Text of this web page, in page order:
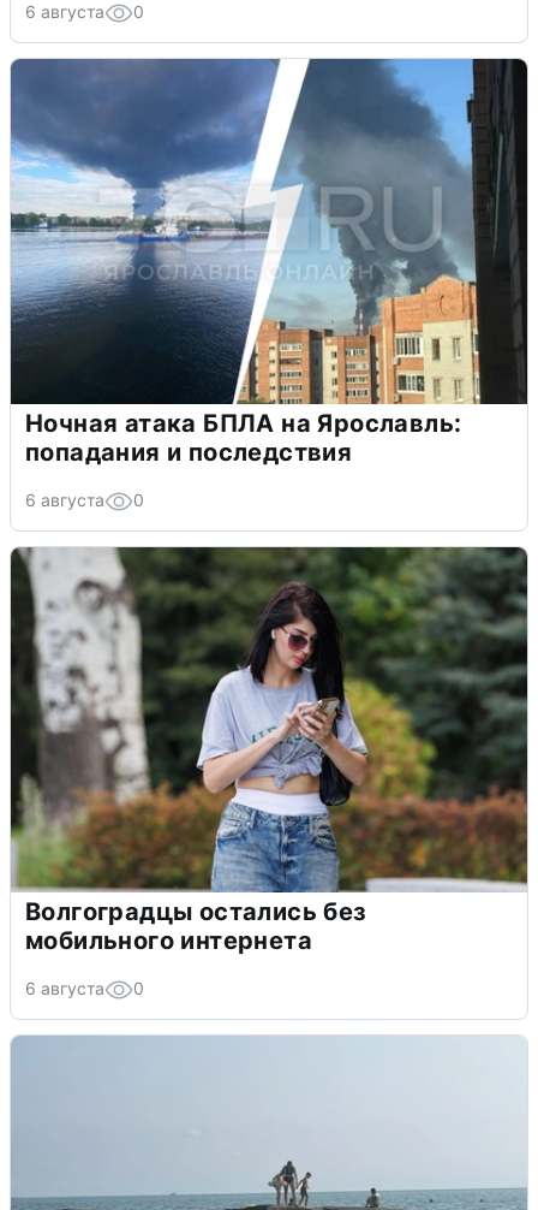
6 августа 0
Ночная атака БПЛА на Ярославль:
попадания и последствия
6 августа 0
Волгоградцы остались без
мобильного интернета
6 августа 0